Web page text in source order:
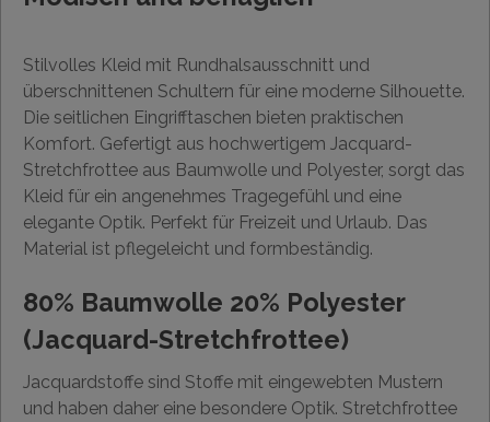
Stilvolles Kleid mit Rundhalsausschnitt und
überschnittenen Schultern für eine moderne Silhouette.
Die seitlichen Eingrifftaschen bieten praktischen
Komfort. Gefertigt aus hochwertigem Jacquard-
Stretchfrottee aus Baumwolle und Polyester, sorgt das
Kleid für ein angenehmes Tragegefühl und eine
elegante Optik. Perfekt für Freizeit und Urlaub. Das
Material ist pflegeleicht und formbeständig.
80% Baumwolle 20% Polyester
(Jacquard-Stretchfrottee)
Jacquardstoffe sind Stoffe mit eingewebten Mustern
und haben daher eine besondere Optik. Stretchfrottee